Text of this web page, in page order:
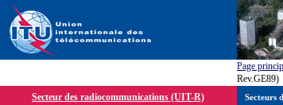
Page
Rev.GE89)
Secteur des radiocommunications (UIT-R)
Secteurs